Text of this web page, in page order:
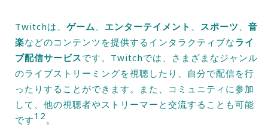
Twitchは、 ゲーム、 エンターテイメント 、 スポーツ 、 音
楽などのコンテンツを提供するインタラクティブなライ
ブ配信サービスです。Twitchでは、さまざまなジャンル
のライブストリーミングを視聴したり、自分で配信を行
ったりすることができます。また、コミュニティに参加
して、他の視聴者やストリーマーと交流することも可能
です1 2。